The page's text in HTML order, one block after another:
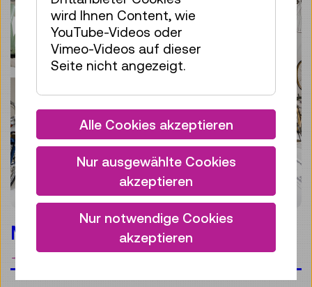
Mobilität
wird Ihnen Content, wie
YouTube-Videos oder
Vimeo-Videos auf dieser
Seite nicht angezeigt.
Alle Cookies akzeptieren
Nur ausgewählte Cookies
akzeptieren
Nur notwendige Cookies
akzeptieren